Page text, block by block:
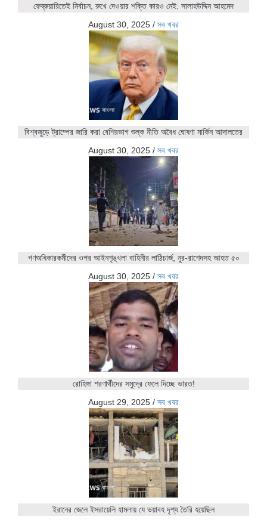
ফেব্রুয়ারিতেই নির্বাচন, রুখে দেওয়ার শক্তি কারও নেই: সালাহউদ্দিন আহমেদ
August 30, 2025 / সব খবর
বিশ্বজুড়ে ট্রাম্পের জারি করা বেশিরভাগ শুল্ক নীতি অবৈধ ঘোষণা মার্কিন আদালতের
August 30, 2025 / সব খবর
গণঅধিকারকর্মীদের ওপর আইনশৃঙ্খলা বাহিনীর লাঠিচার্জ, নুর-রাশেদসহ আহত ৫০
August 30, 2025 / সব খবর
রোহিঙ্গা শরণার্থীদের সমুদ্রে ফেলে দিচ্ছে ভারত!
August 29, 2025 / সব খবর
ইরানের জেলে ইসরায়েলি হামলায় যে ভয়াবহ দৃশ্য তৈরি হয়েছিল